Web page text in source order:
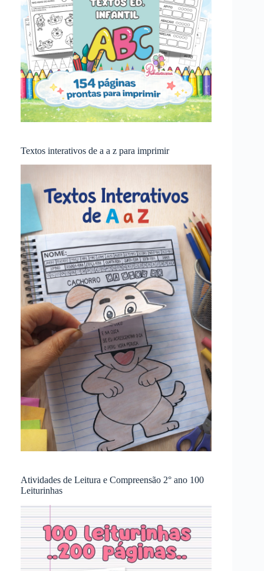
Textos interativos de a a z para imprimir
Atividades de Leitura e Compreensão 2° ano 100
Leiturinhas